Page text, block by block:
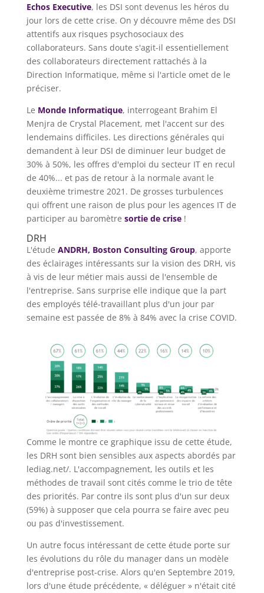
Echos Executive, les DSI sont devenus les héros du
jour lors de cette crise. On y découvre même des DSI
attentifs aux risques psychosociaux des
collaborateurs. Sans doute s'agit-il essentiellement
des collaborateurs directement rattachés à la
Direction Informatique, même si l'article omet de le
préciser.
Le Monde Informatique, interrogeant Brahim El
Menjra de Crystal Placement, met l'accent sur des
lendemains difficiles. Les directions générales qui
demandent à leur DSI de diminuer leur budget de
30% à 50%, les offres d'emploi du secteur IT en recul
de 40%... et pas de retour à la normale avant le
deuxième trimestre 2021. De grosses turbulences
qui offrent une raison de plus pour les agences IT de
participer au baromètre sortie de crise!
DRH
L'étude ANDRH, Boston Consulting Group, apporte
des éclairages intéressants sur la vision des DRH, vis
à vis de leur métier mais aussi de l'ensemble de
l'entreprise. Sans surprise elle indique que la part
des employés télé-travaillant plus d'un jour par
semaine est passée de 8% à 84% avec la crise COVID.
Comme le montre ce graphique issu de cette étude,
les DRH sont bien sensibles aux aspects abordés par
lediag.net/. L'accompagnement, les outils et les
méthodes de travail sont cités comme le trio de tête
des priorités. Par contre ils sont plus d'un sur deux
(59%) à supposer que cela pourra se faire avec peu
ou pas d'investissement.
Un autre focus intéressant de cette étude porte sur
les évolutions du rôle du manager dans un modèle
d'entreprise post-crise. Alors qu'en Septembre 2019,
lors d'une étude précédente, « déléguer » n'était cité